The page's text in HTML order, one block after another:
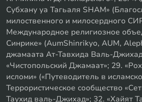
Субхану уа Тагьаля SHAM»
милоственного и милосердного
Международное религиозное
Синрике» (AumShinrikyo, AUM,
джамаата Ат-Тавхида Валь-
«Чистопольский Джамаат»; 29.
исломи» («Путеводитель в
Террористическое сообщество
Таухид валь-Джихад»; 32. «Хайят